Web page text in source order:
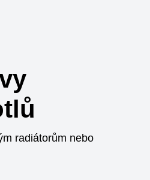
radiátorům nebo